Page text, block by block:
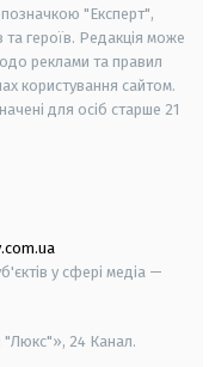
"Експерт",
героїв. Редакція може
реклами та правил
користування сайтом.
для осіб старше 21
у сфері медіа —
"Люкс"», 24 Канал.